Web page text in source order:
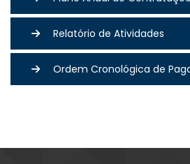
Relatório de Atividades
Ordem Cronológica de